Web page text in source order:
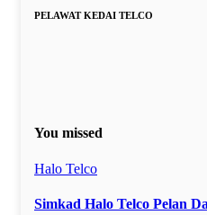
PELAWAT KEDAI TELCO
You missed
Halo Telco
Simkad Halo Telco Pelan